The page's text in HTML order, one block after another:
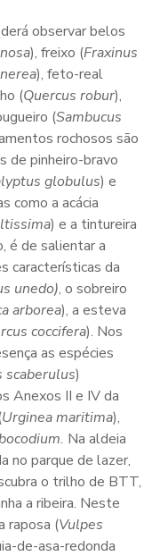
observar belos
), freixo (Fraxinus
), feto-real
(Quercus robur),
(Sambucus
rochosos são
de pinheiro-bravo
globulus) e
como a acácia
) e a tintureira
é de salientar a
características da
unedo), o sobreiro
arborea), a esteva
coccifera). Nos
as espécies
scaberulus)
Anexos II e IV da
Urginea maritima),
Na aldeia
no parque de lazer,
o trilho de BTT,
a ribeira. Neste
raposa (Vulpes
de-asa-redonda